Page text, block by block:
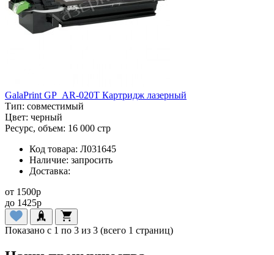
GalaPrint GP_AR-020T Картридж лазерный
Тип: совместимый
Цвет: черный
Ресурс, объем: 16 000 стр
Код товара: Л031645
Наличие: запросить
Доставка:
от 1500p
до 1425p
Показано с 1 по 3 из 3 (всего 1 страниц)